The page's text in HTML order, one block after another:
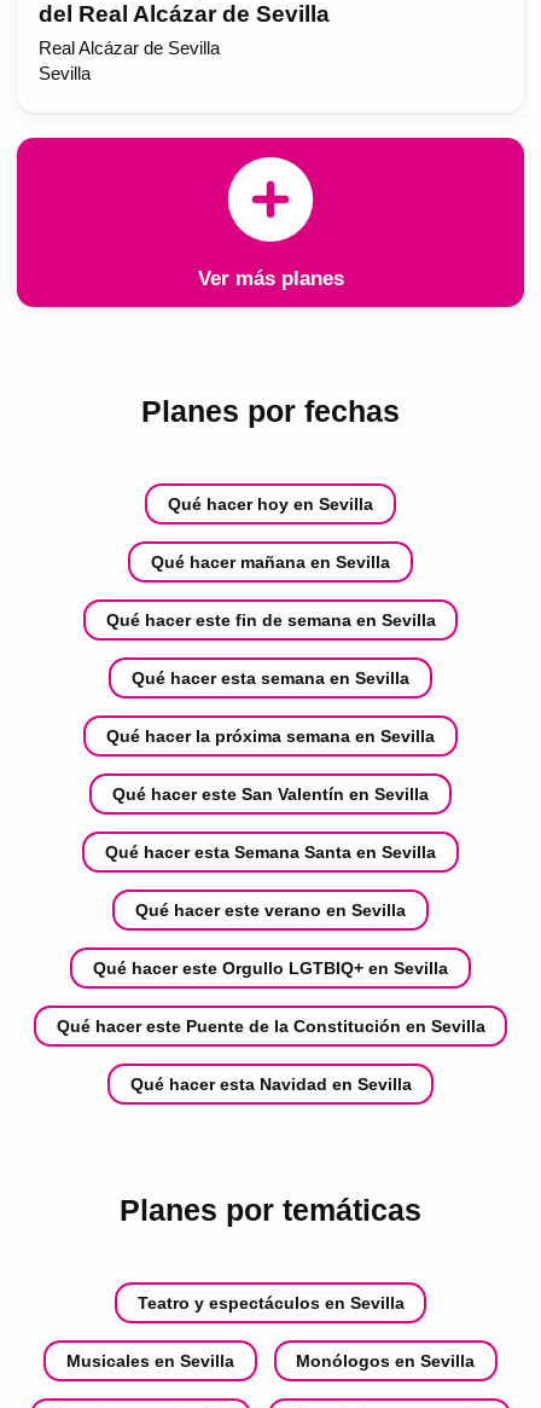
del Real Alcázar de Sevilla
Real Alcázar de Sevilla
Sevilla
Ver más planes
Planes por fechas
Qué hacer hoy en Sevilla
Qué hacer mañana en Sevilla
Qué hacer este fin de semana en Sevilla
Qué hacer esta semana en Sevilla
Qué hacer la próxima semana en Sevilla
Qué hacer este San Valentín en Sevilla
Qué hacer esta Semana Santa en Sevilla
Qué hacer este verano en Sevilla
Qué hacer este Orgullo LGTBIQ+ en Sevilla
Qué hacer este Puente de la Constitución en Sevilla
Qué hacer esta Navidad en Sevilla
Planes por temáticas
Teatro y espectáculos en Sevilla
Musicales en Sevilla Monólogos en Sevilla